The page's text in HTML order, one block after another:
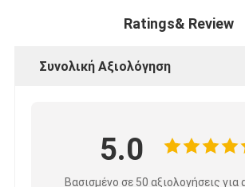
Ratings& Review
Συνολική Αξιολόγηση
5.0
Βασισμένο σε 50 αξιολογήσεις για